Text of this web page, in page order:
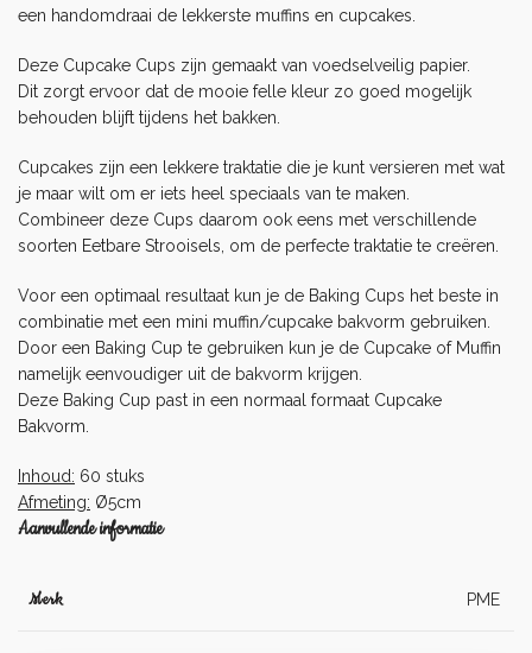
een handomdraai de lekkerste muffins en cupcakes.
Deze Cupcake Cups zijn gemaakt van voedselveilig papier.
Dit zorgt ervoor dat de mooie felle kleur zo goed mogelijk
behouden blijft tijdens het bakken.
Cupcakes zijn een lekkere traktatie die je kunt versieren met wat
je maar wilt om er iets heel speciaals van te maken.
Combineer deze Cups daarom ook eens met verschillende
soorten Eetbare Strooisels , om de perfecte traktatie te creëren.
Voor een optimaal resultaat kun je de Baking Cups het beste in
combinatie met een mini muffin/cupcake bakvorm gebruiken.
Door een Baking Cup te gebruiken kun je de Cupcake of Muffin
namelijk eenvoudiger uit de bakvorm krijgen.
Deze Baking Cup past in een normaal formaat Cupcake
Bakvorm
Inhoud: 60 stuks
Afmeting: Ø5cm
Aanvullende informatie
Merk PME